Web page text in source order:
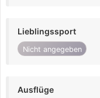
Lieblingssport
Nicht angegeben
Ausflüge